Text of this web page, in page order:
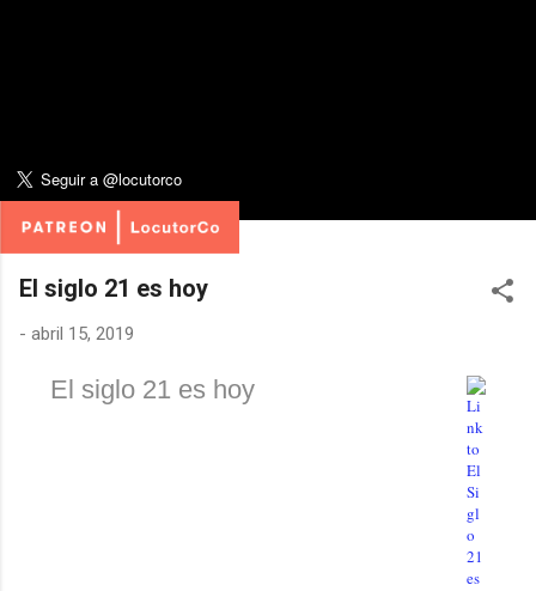
El siglo 21 es hoy
- abril 15, 2019
El siglo 21 es hoy